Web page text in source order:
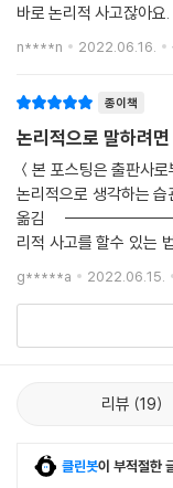
바로 논리적 사고잖아요
n****n 2022.06.16.
종이책
논리적으로 말하려
＜본 포스팅은 출판사
논리적으로 생각하는 습관 바운드 |지음 모테기 히데아키 | 감수 김
옮김 ----------------------------------- 이 책은 우리가 논
리적 사고를 할수 있는 법을
g*****a 2022.06.15.
리뷰 19
클린봇이 부적절한